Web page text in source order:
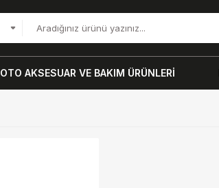
OTO AKSESUAR VE BAKIM ÜRÜNLERİ